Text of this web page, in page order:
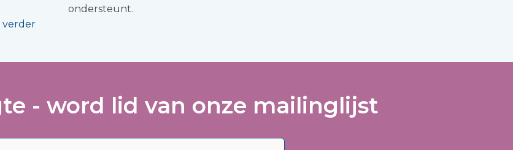
ondersteunt.
verder
- word lid van onze mailinglijst